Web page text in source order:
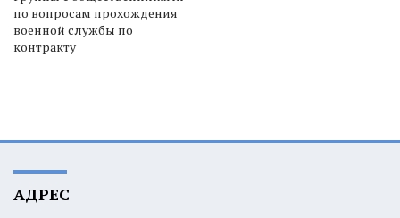
по вопросам прохождения
военной службы по
контракту
АДРЕС